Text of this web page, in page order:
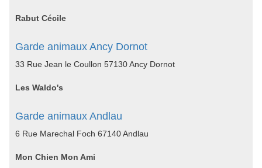
Rabut Cécile
Garde animaux Ancy Dornot
33 Rue Jean le Coullon 57130 Ancy Dornot
Les Waldo's
Garde animaux Andlau
6 Rue Marechal Foch 67140 Andlau
Mon Chien Mon Ami